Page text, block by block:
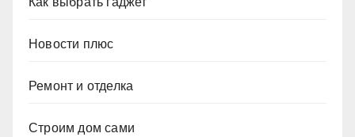
Новости плюс
Ремонт и отделка
Строим дом сами